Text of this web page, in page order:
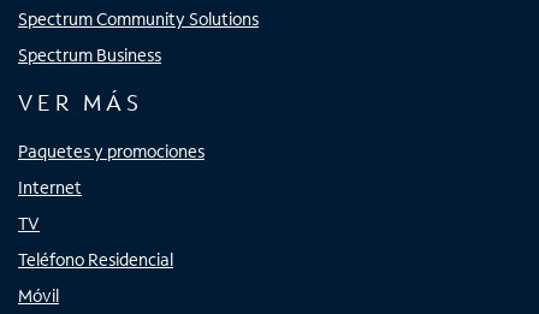
Spectrum Community Solutions
Spectrum Business
VER MÁS
Paquetes y promociones
Internet
TV
Teléfono Residencial
Móvil